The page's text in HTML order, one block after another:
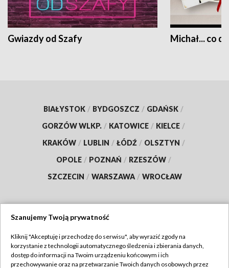
Gwiazdy od Szafy Michał... co
BIAŁYSTOK / BYDGOSZCZ / GDAŃSK /
GORZÓW WLKP. / KATOWICE / KIELCE /
KRAKÓW / LUBLIN / ŁÓDŹ / OLSZTYN /
OPOLE / POZNAŃ / RZESZÓW /
SZCZECIN / WARSZAWA / WROCŁAW
TVP
Abonament TVP
Szanujemy Twoją prywatność
Kliknij "Akceptuję i przechodzę do serwisu", aby wyrazić zgody na
korzystanie z technologii automatycznego śledzenia i zbierania danych,
dostęp do informacji na Twoim urządzeniu końcowym i ich
przechowywanie oraz na przetwarzanie Twoich danych osobowych przez